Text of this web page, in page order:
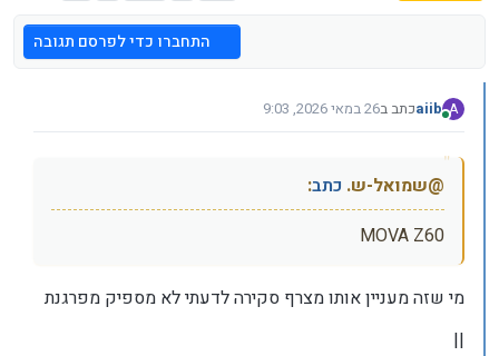
התחברו כדי לפרסם תגובה
A
מחובר
aiibכתב ב26 במאי 2026, 9:03
נערך לאחרונה על ידי aiib
@שמואל-ש. כתב:
MOVA Z60
מי שזה מעניין אותו מצרף סקירה לדעתי לא מספיק מפרגנת
||